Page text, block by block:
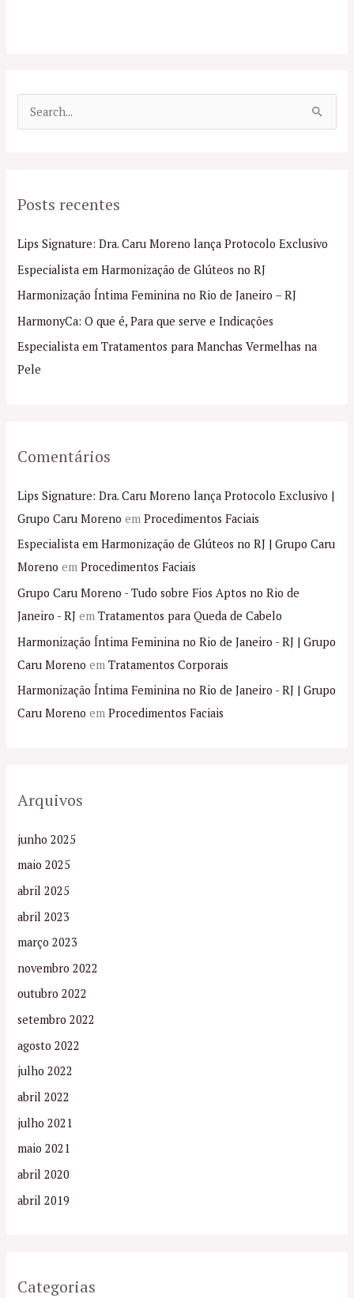
u
s
a
r
p
o
r
Posts recentes
Lips Signature: Dra. Caru Moreno lança Protocolo Exclusivo
Especialista em Harmonização de Glúteos no RJ
Harmonização Íntima Feminina no Rio de Janeiro – RJ
HarmonyCa: O que é, Para que serve e Indicações
Especialista em Tratamentos para Manchas Vermelhas na
Pele
Comentários
Lips Signature: Dra. Caru Moreno lança Protocolo Exclusivo |
Grupo Caru Moreno emProcedimentos Faciais
Especialista em Harmonização de Glúteos no RJ | Grupo Caru
Moreno emProcedimentos Faciais
Grupo Caru Moreno - Tudo sobre Fios Aptos no Rio de
Janeiro - RJ emTratamentos para Queda de Cabelo
Harmonização Íntima Feminina no Rio de Janeiro - RJ | Grupo
Caru Moreno emTratamentos Corporais
Harmonização Íntima Feminina no Rio de Janeiro - RJ | Grupo
Caru Moreno emProcedimentos Faciais
Arquivos
junho 2025
maio 2025
abril 2025
abril 2023
março 2023
novembro 2022
outubro 2022
setembro 2022
agosto 2022
julho 2022
abril 2022
julho 2021
maio 2021
abril 2020
abril 2019
Categorias